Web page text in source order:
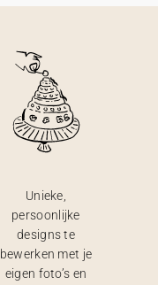
Unieke,
persoonlijke
designs te
bewerken met je
eigen foto’s en